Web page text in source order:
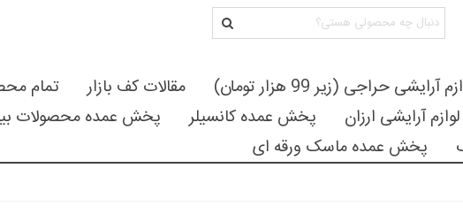
آرایشی حراجی (زیر 99 هزار تومان) مقالات کف بازار
تمام
لوازم آرایشی ارزان پخش عمده کانسیلر پخش عمده محصولات
پخش عمده ماسک ورقه ای